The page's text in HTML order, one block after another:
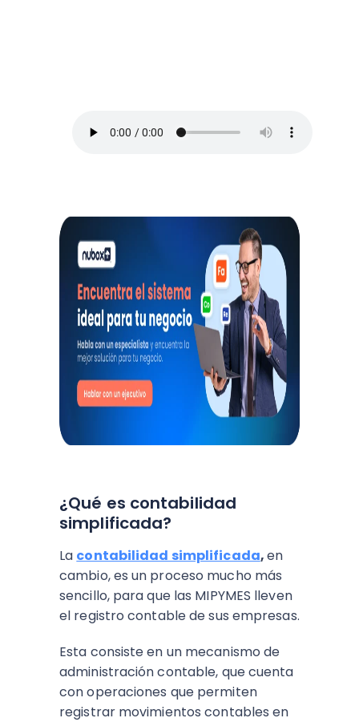
¿Qué es contabilidad
simplificada?
La contabilidad simplificada,en
cambio, es un proceso mucho más
sencillo, para que las MIPYMES lleven
el registro contable de sus empresas.
Esta consiste en un mecanismo de
administración contable, que cuenta
con operaciones que permiten
registrar movimientos contables en